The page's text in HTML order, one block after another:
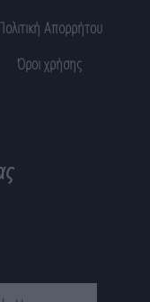
Πολιτική Απορρήτου
Όροι χρήσης